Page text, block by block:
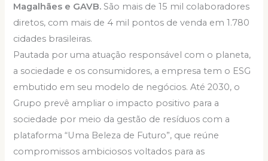
Magalhães e GAVB. São mais de 15 mil colaboradores
diretos, com mais de 4 mil pontos de venda em 1.780
cidades brasileiras.
Pautada por uma atuação responsável com o planeta,
a sociedade e os consumidores, a empresa tem o ESG
embutido em seu modelo de negócios. Até 2030, o
Grupo prevê ampliar o impacto positivo para a
sociedade por meio da gestão de resíduos com a
plataforma “Uma Beleza de Futuro”, que reúne
compromissos ambiciosos voltados para as